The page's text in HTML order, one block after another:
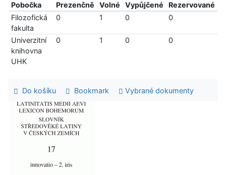
Pobočka
Prezenčně Volné Vypůjčené
Rezervované
Filozofická
fakulta
0 1 0 0
Univerzitní
knihovna
UHK
0 1 0 0
Do košíku Bookmark Vybrané dokumenty